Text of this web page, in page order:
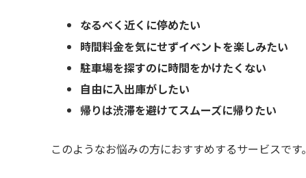
なるべく近くに停めたい
時間料金を気にせずイベントを楽しみたい
駐車場を探すのに時間をかけたくない
自由に入出庫がしたい
帰りは渋滞を避けてスムーズに帰りたい
このようなお悩みの方におすすめするサービスです。